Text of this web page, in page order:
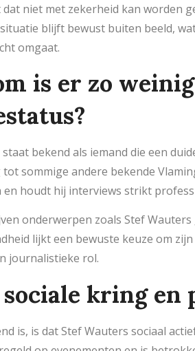
niet met zekerheid kan worden
blijft bewust buiten beeld,
omgaat.
is er zo
bekend als iemand die een
sommige andere bekende
en houdt hij interviews strikt
onderwerpen zoals Stef
lijkt een bewuste keuze om
journalistieke rol.
kring en
is, is dat Stef Wauters sociaal